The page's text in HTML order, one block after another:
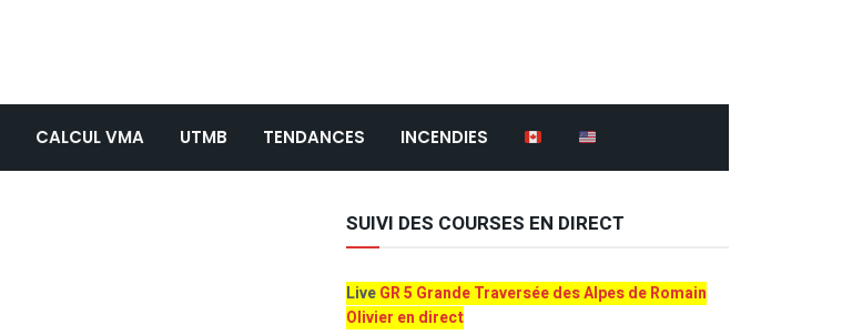
CALCUL VMA UTMB TENDANCES INCENDIES
SUIVI DES COURSES EN DIRECT
LiveGR 5 Grande Traversée des Alpes de Romain
Olivier en direct